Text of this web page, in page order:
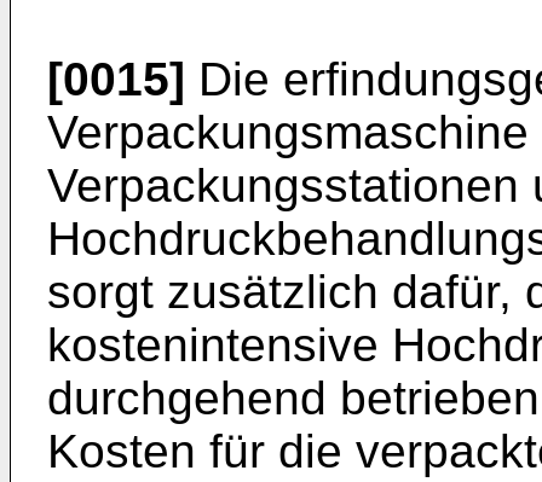
[0015] Die
Verpackungsstationen
sorgt zusätzlich dafür,
kostenintensive
durchgehend
Kosten für die